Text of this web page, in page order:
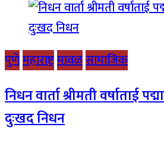
पुणेमहाराष्ट्रमावळसामाजिक
निधन वार्ता श्रीमती वर्षाताई
दुःखद निधन